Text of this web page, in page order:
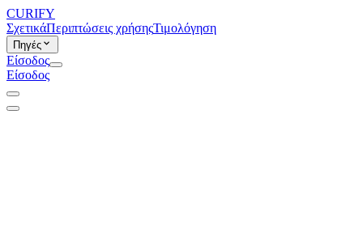
CURIFY
ΣχετικάΠεριπτώσεις χρήσηςΤιμολόγηση
Πηγές
Είσοδος
Είσοδος